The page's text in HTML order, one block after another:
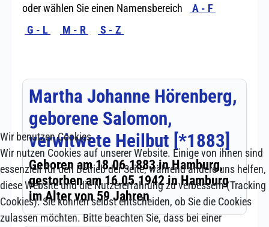
Wir benutzen Cookies
Wir nutzen Cookies auf unserer Website. Einige von ihnen sind
essenziell für den Betrieb der Seite, während andere uns helfen,
diese Website und die Nutzererfahrung zu verbessern (Tracking
Cookies). Sie können selbst entscheiden, ob Sie die Cookies
zulassen möchten. Bitte beachten Sie, dass bei einer